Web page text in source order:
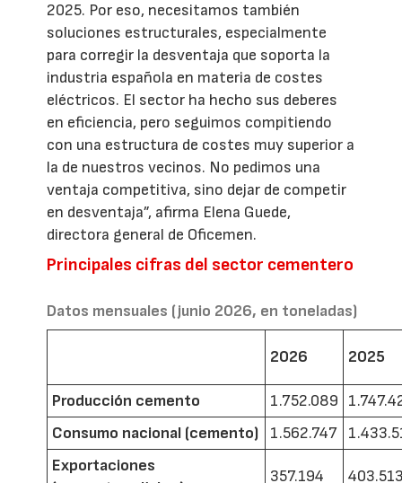
2025. Por eso, necesitamos también
soluciones estructurales, especialmente
para corregir la desventaja que soporta la
industria española en materia de costes
eléctricos. El sector ha hecho sus deberes
en eficiencia, pero seguimos compitiendo
con una estructura de costes muy superior a
la de nuestros vecinos. No pedimos una
ventaja competitiva, sino dejar de competir
en desventaja”, afirma Elena Guede,
directora general de Oficemen.
Principales cifras del sector cementero
Datos mensuales (junio 2026, en toneladas)
2026 2025
Producción cemento 1.752.089
Consumo nacional (cemento)
1.562.747
Exportaciones
357.194